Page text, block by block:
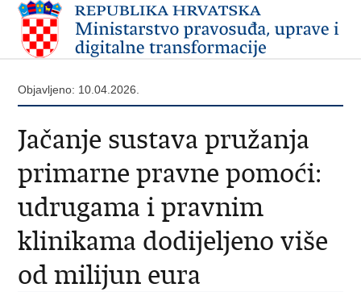
Objavljeno: 10.04.2026.
Jačanje sustava pružanja
primarne pravne pomoći:
udrugama i pravnim
klinikama dodijeljeno više
od milijun eura